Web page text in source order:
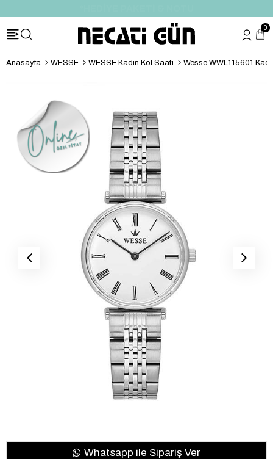
0
Anasayfa WESSE WESSE Kadın Kol Saati Wesse WWL115601
Whatsapp ile Sipariş Ver